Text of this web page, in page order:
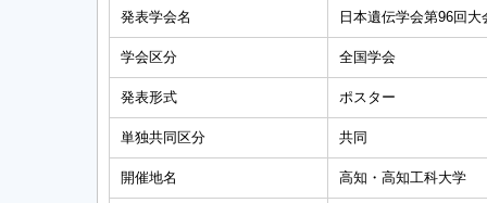
発表学会名 日本遺伝学会第96回大
学会区分 全国学会
発表形式 ポスター
単独共同区分 共同
開催地名 高知・高知工科大学